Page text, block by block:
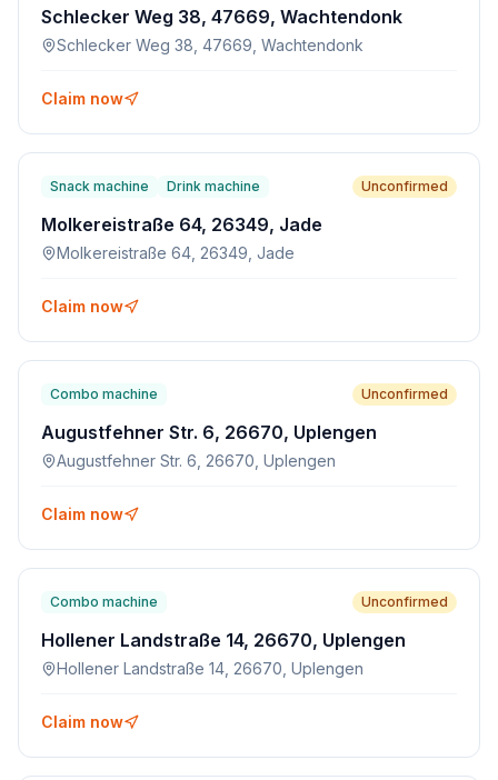
Schlecker Weg 38, 47669, Wachtendonk
Schlecker Weg 38, 47669, Wachtendonk
Claim now
Snack machine Drink machine Unconfirmed
Molkereistraße 64, 26349, Jade
Molkereistraße 64, 26349, Jade
Claim now
Combo machine Unconfirmed
Augustfehner Str. 6, 26670, Uplengen
Augustfehner Str. 6, 26670, Uplengen
Claim now
Combo machine Unconfirmed
Hollener Landstraße 14, 26670, Uplengen
Hollener Landstraße 14, 26670, Uplengen
Claim now